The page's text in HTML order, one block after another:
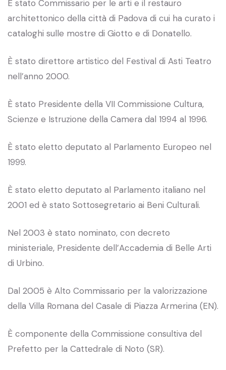
È stato Commissario per le arti e il restauro
architettonico della città di Padova di cui ha curato i
cataloghi sulle mostre di Giotto e di Donatello.
È stato direttore artistico del Festival di Asti Teatro
nell’anno 2000.
È stato Presidente della VII Commissione Cultura,
Scienze e Istruzione della Camera dal 1994 al 1996.
È stato eletto deputato al Parlamento Europeo nel
1999.
È stato eletto deputato al Parlamento italiano nel
2001 ed è stato Sottosegretario ai Beni Culturali.
Nel 2003 è stato nominato, con decreto
ministeriale, Presidente dell’Accademia di Belle Arti
di Urbino.
Dal 2005 è Alto Commissario per la valorizzazione
della Villa Romana del Casale di Piazza Armerina (EN).
È componente della Commissione consultiva del
Prefetto per la Cattedrale di Noto (SR).